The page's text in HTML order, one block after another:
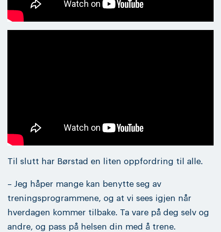
Til slutt har Børstad en liten oppfordring til alle.
– Jeg håper mange kan benytte seg av
treningsprogrammene, og at vi sees igjen når
hverdagen kommer tilbake. Ta vare på deg selv og
andre, og pass på helsen din med å trene.